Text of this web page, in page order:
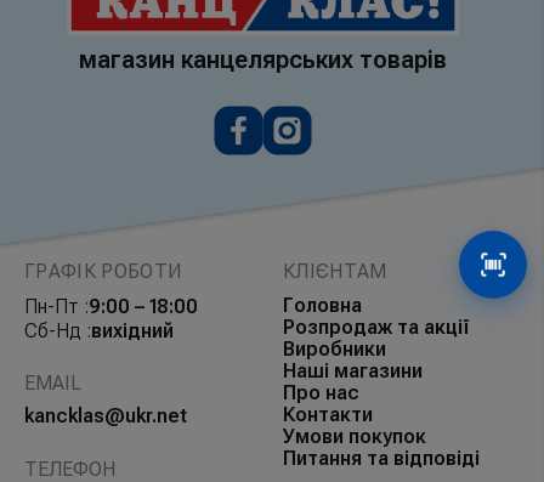
магазин канцелярських товарів
ГРАФІК РОБОТИ
Пн-Пт :9:00 – 18:00
Сб-Нд :вихідний
EMAIL
kancklas@ukr.net
ТЕЛЕФОН
КЛІЄНТАМ
Головна
Розпродаж та акції
Виробники
Наші магазини
Про нас
Контакти
Умови покупок
Питання та відповіді